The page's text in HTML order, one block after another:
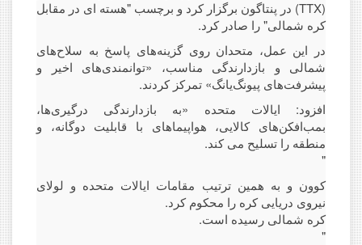
(TTX) در پنتاگون برگزار کرد و برچسب "هسته ای در مقابل
کره شمالی" را صادر کرد.
در این عمل، متحدان روی گزینه‌های پاسخ به سلاح‌های
شمالی و بازدارندگی مناسب، «توانمندی‌های اخیر و
پیشرفت‌های پیونگ‌یانگ» تمرکز کردند.
افزود: ایالات متحده «به بازدارندگی درگیری‌ها،
بمب‌افکن‌های کالایی، هواپیماهای با قابلیت دوگانه، و
منطقه را تسلیح می کند.
"
کوون و به همین ترتیب مقامات ایالات متحده و لولای
نیروی دریایی کره را محکوم کرد.
کره شمالی رسیده است.
"